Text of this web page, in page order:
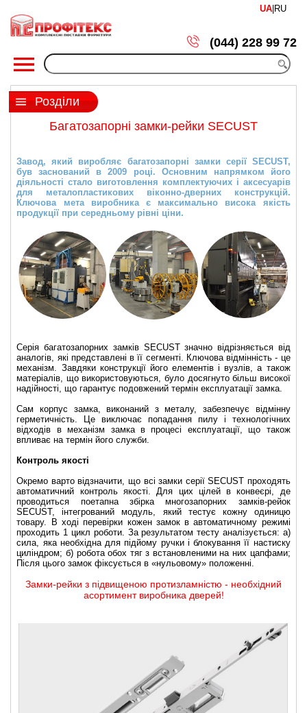
UA RU
(044) 228 99 72
Розділи
Багатозапорні замки-рейки SECUST
Завод, який виробляє багатозапорні замки серії SECUST,
був заснований в 2009 році. Основним напрямком його
діяльності стало виготовлення комплектуючих і аксесуарів
для металопластикових віконно-дверних конструкцій.
Ключова мета виробника є максимально висока якість
продукції при середньому рівні ціни.
Серія багатозапорних замків SECUST значно відрізняється від
аналогів, які представлені в її сегменті. Ключова відмінність - це
механізм. Завдяки конструкції його елементів і вузлів, а також
матеріалів, що використовуються, було досягнуто більш високої
надійності, що гарантує подовжений термін експлуатації замка.
Сам корпус замка, виконаний з металу, забезпечує відмінну
герметичність. Це виключає попадання пилу і технологічних
відходів в механізм замка в процесі експлуатації, що також
впливає на термін його служби.
Контроль якості
Окремо варто відзначити, що всі замки серії SECUST проходять
автоматичний контроль якості. Для цих цілей в конвеєрі, де
проводиться поетапна збірка многозапорних замків-рейок
SECUST, інтегрований модуль, який тестує кожну одиницю
товару. В ході перевірки кожен замок в автоматичному режимі
проходить 1 цикл роботи. За результатом тесту аналізується: а)
сила, яка необхідна для підйому ручки і блокування її настиску
циліндром; б) робота обох тяг з встановленими на них цапфами;
Після цього замок фіксується в «нульовому» положенні.
Замки-рейки з підвищеною протизламністю - необхідний
асортимент виробника дверей!